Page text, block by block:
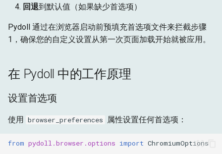
回退到默认值（如果缺少首选项）
Pydoll 通过在浏览器启动前预填充首选项文件来拦截步骤
1，确保您的自定义设置从第一次页面加载开始就被应用。
在 Pydoll 中的工作原理
设置首选项
使用 browser_preferences 属性设置任何首选项：
from pydoll.browser.options import ChromiumOptions